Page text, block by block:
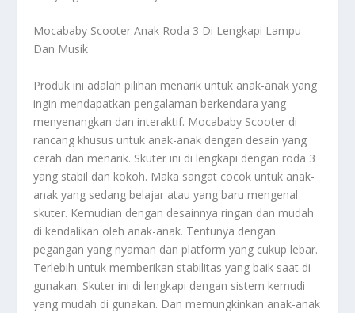
Mocababy Scooter Anak Roda 3 Di Lengkapi Lampu
Dan Musik
Produk ini adalah pilihan menarik untuk anak-anak yang
ingin mendapatkan pengalaman berkendara yang
menyenangkan dan interaktif. Mocababy Scooter di
rancang khusus untuk anak-anak dengan desain yang
cerah dan menarik. Skuter ini di lengkapi dengan roda 3
yang stabil dan kokoh. Maka sangat cocok untuk anak-
anak yang sedang belajar atau yang baru mengenal
skuter. Kemudian dengan desainnya ringan dan mudah
di kendalikan oleh anak-anak. Tentunya dengan
pegangan yang nyaman dan platform yang cukup lebar.
Terlebih untuk memberikan stabilitas yang baik saat di
gunakan. Skuter ini di lengkapi dengan sistem kemudi
yang mudah di gunakan. Dan memungkinkan anak-anak